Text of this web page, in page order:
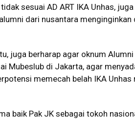
sesuai AD ART IKA Unhas,
dari nusantara menginginkan
juga berharap agar oknum Alumni
Mubeslub di Jakarta, agar
memecah belah IKA Unhas
baik Pak JK sebagai tokoh